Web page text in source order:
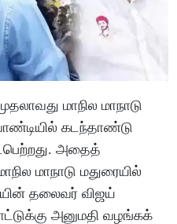
மாநில மாநாடு
கடந்தாண்டு
அதைத்
மாநாடு மதுரையில்
தலைவர் விஜய்
அனுமதி வழங்கக்